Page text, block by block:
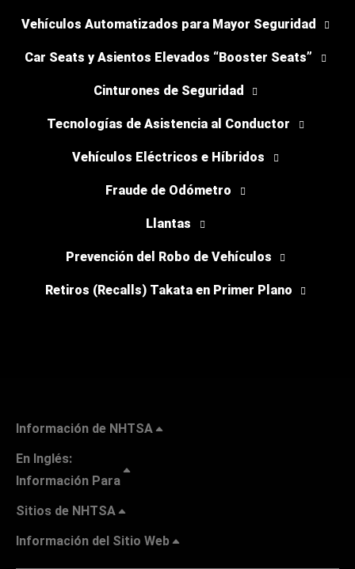
Vehículos Automatizados para Mayor Seguridad
Car Seats y Asientos Elevados “Booster Seats”
Cinturones de Seguridad
Tecnologías de Asistencia al Conductor
Vehículos Eléctricos e Híbridos
Fraude de Odómetro
Llantas
Prevención del Robo de Vehículos
Retiros (Recalls) Takata en Primer Plano
Información de NHTSA
En Inglés:
Información Para
Sitios de NHTSA
Información del Sitio Web